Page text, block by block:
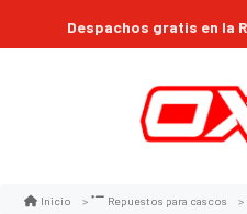
Despachos gratis en la
Inicio Repuestos para cascos